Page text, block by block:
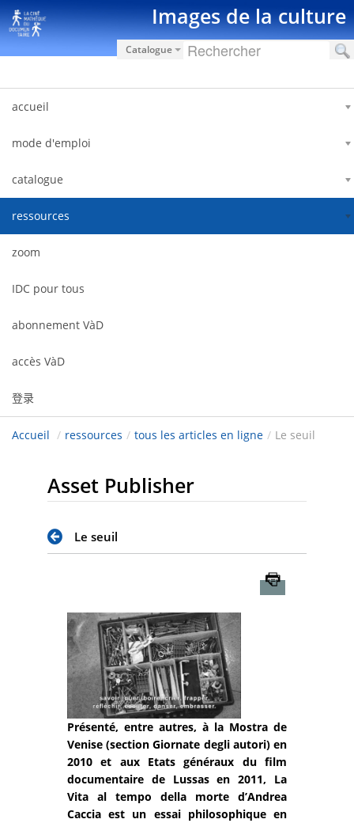
跳转到内容 Images de la culture
Catalogue
accueil
mode d'emploi
catalogue
ressources
zoom
IDC pour tous
abonnement VàD
accès VàD
登录
Accueil / ressources / tous les articles en ligne / Le seuil
Asset Publisher
Le seuil
Présenté, entre autres, à la Mostra de
Venise (section Giornate degli autori) en
2010 et aux Etats généraux du film
documentaire de Lussas en 2011, La
Vita al tempo della morte d’Andrea
Caccia est un essai philosophique en